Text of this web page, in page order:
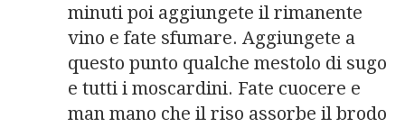
minuti poi aggiungete il rimanente
vino e fate sfumare. Aggiungete a
questo punto qualche mestolo di sugo
e tutti i moscardini. Fate cuocere e
man mano che il riso assorbe il brodo